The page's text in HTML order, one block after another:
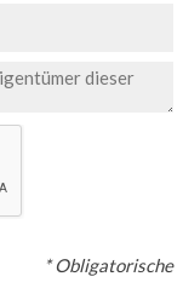
* Obligatorische